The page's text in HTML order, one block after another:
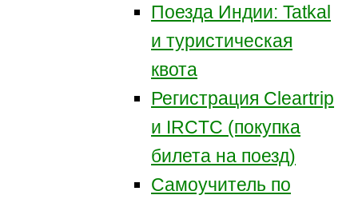
Поезда Индии: Tatkal
и туристическая
квота
Регистрация Сleartrip
и IRCTC (покупка
билета на поезд)
Самоучитель по